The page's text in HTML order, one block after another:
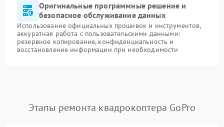
Оригинальные программные решение и
безопасное обслуживание данных
Использование официальных прошивок и инструментов,
аккуратная работа с пользовательскими данными:
резервное копирование, конфиденциальность и
восстановление информации при необходимости
Этапы ремонта квадрокоптера GoPro